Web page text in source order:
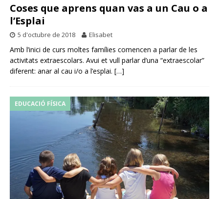
Coses que aprens quan vas a un Cau o a
l’Esplai
5 d'octubre de 2018 Elisabet
Amb l’inici de curs moltes famílies comencen a parlar de les
activitats extraescolars. Avui et vull parlar d’una “extraescolar”
diferent: anar al cau i/o a l’esplai. […]
EDUCACIÓ FÍSICA